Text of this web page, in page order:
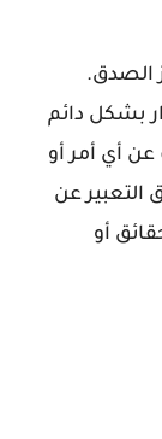
الصدق.
بشكل دائم
أي أمر أو
عن
أو